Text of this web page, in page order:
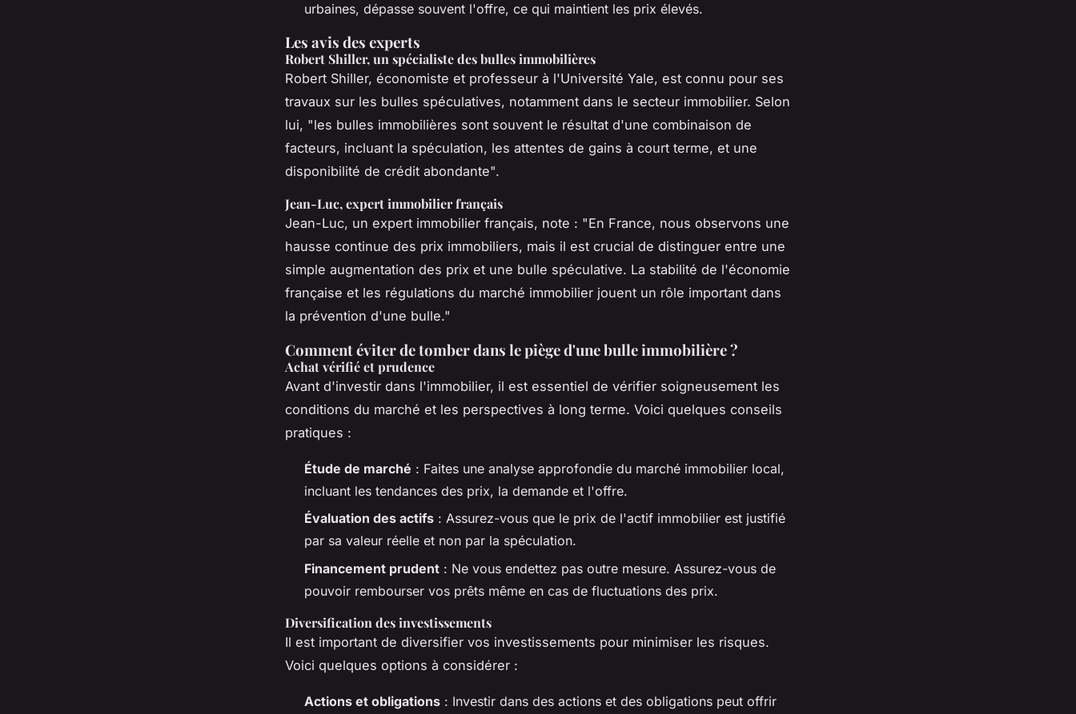
urbaines, dépasse souvent l'offre, ce qui maintient les prix élevés.
Les avis des experts
Robert Shiller, un spécialiste des bulles immobilières
Robert Shiller, économiste et professeur à l'Université Yale, est connu pour ses
travaux sur les bulles spéculatives, notamment dans le secteur immobilier. Selon
lui, "les bulles immobilières sont souvent le résultat d'une combinaison de
facteurs, incluant la spéculation, les attentes de gains à court terme, et une
disponibilité de crédit abondante".
Jean-Luc, expert immobilier français
Jean-Luc, un expert immobilier français, note : "En France, nous observons une
hausse continue des prix immobiliers, mais il est crucial de distinguer entre une
simple augmentation des prix et une bulle spéculative. La stabilité de l'économie
française et les régulations du marché immobilier jouent un rôle important dans
la prévention d'une bulle."
Comment éviter de tomber dans le piège d'une bulle immobilière ?
Achat vérifié et prudence
Avant d'investir dans l'immobilier, il est essentiel de vérifier soigneusement les
conditions du marché et les perspectives à long terme. Voici quelques conseils
pratiques :
Étude de marché : Faites une analyse approfondie du marché immobilier local,
incluant les tendances des prix, la demande et l'offre.
Évaluation des actifs : Assurez-vous que le prix de l'actif immobilier est justifié
par sa valeur réelle et non par la spéculation.
Financement prudent : Ne vous endettez pas outre mesure. Assurez-vous de
pouvoir rembourser vos prêts même en cas de fluctuations des prix.
Diversification des investissements
Il est important de diversifier vos investissements pour minimiser les risques.
Voici quelques options à considérer :
Actions et obligations : Investir dans des actions et des obligations peut offrir